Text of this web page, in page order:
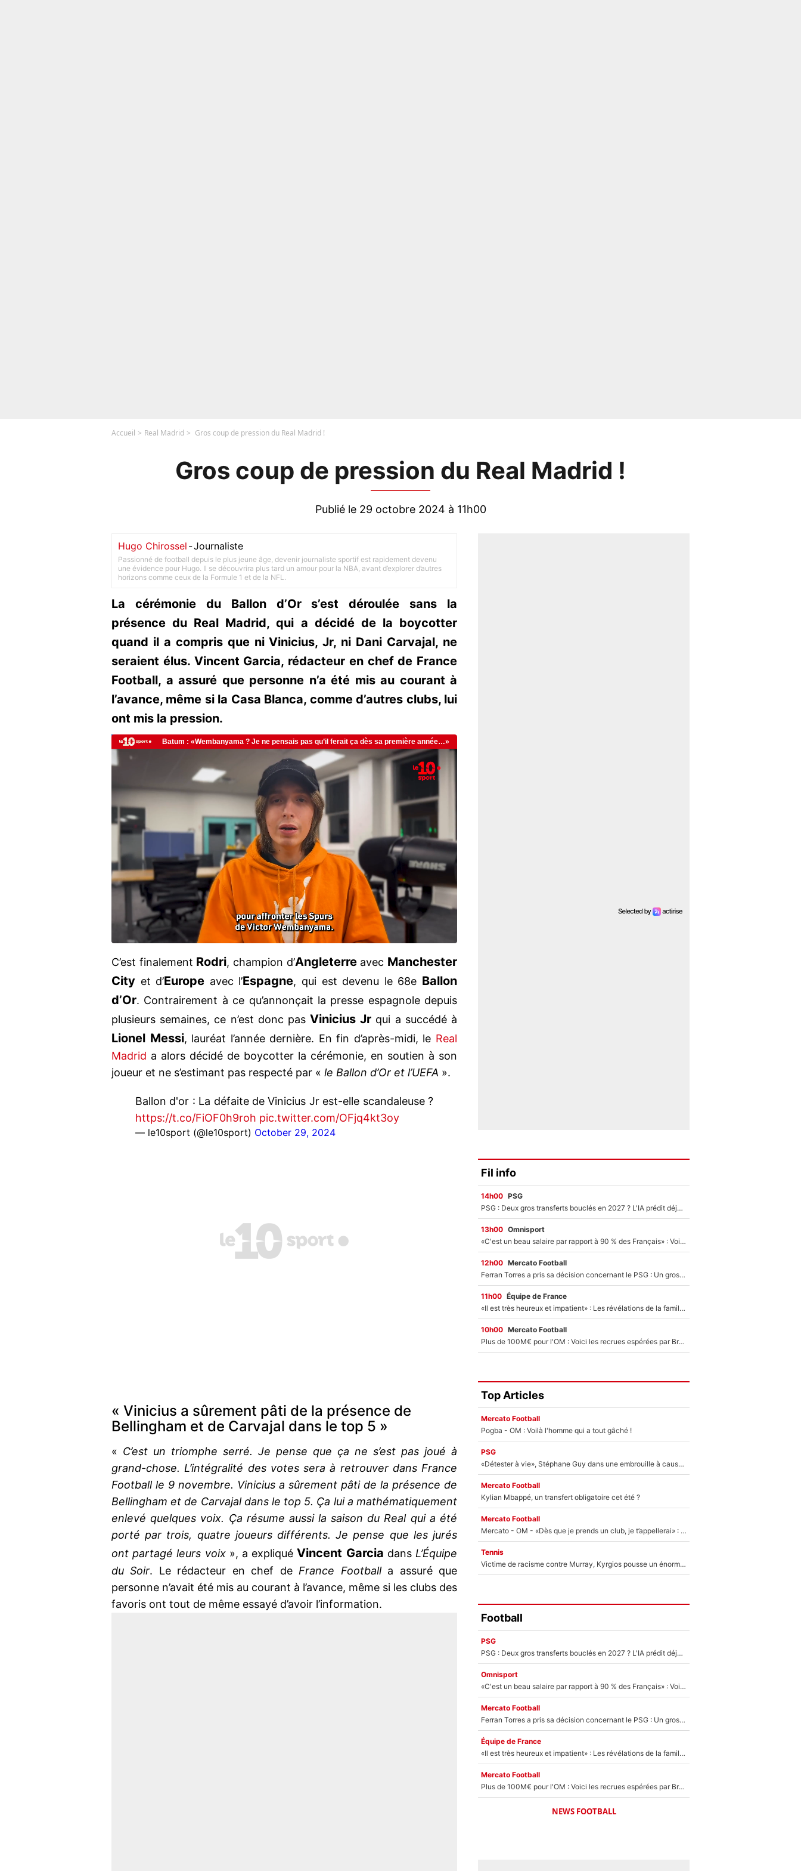
Accueil Real Madrid Gros coup de pression du Real Madrid !
Gros coup de pression du Real Madrid !
Publié le 29 octobre 2024 à 11h00
Hugo Chirossel -Journaliste
Passionné de football depuis le plus jeune âge, devenir journaliste sportif est rapidement devenu
une évidence pour Hugo. Il se découvrira plus tard un amour pour la NBA, avant d’explorer d’autres
horizons comme ceux de la Formule 1 et de la NFL.
La cérémonie du Ballon d’Or s’est déroulée sans la
présence du Real Madrid, qui a décidé de la boycotter
quand il a compris que ni Vinicius, Jr, ni Dani Carvajal, ne
seraient élus. Vincent Garcia, rédacteur en chef de France
Football, a assuré que personne n’a été mis au courant à
l’avance, même si la Casa Blanca, comme d’autres clubs, lui
ont mis la pression.
C’est finalement Rodri, champion d’Angleterreavec Manchester
City et d’Europe avec l’Espagne, qui est devenu le 68e Ballon
d’Or. Contrairement à ce qu’annonçait la presse espagnole depuis
plusieurs semaines, ce n’est donc pasVinicius Jr qui a succédé à
Lionel Messi, lauréat l’année dernière. En fin d’après-midi, le Real
Madrid a alors décidé de boycotter la cérémonie, en soutien à son
joueur et ne s’estimant pas respecté par « le Ballon d’Or et l’UEFA ».
Ballon d'or : La défaite de Vinicius Jr est-elle scandaleuse ?
https://t.co/FiOF0h9roh pic.twitter.com/OFjq4kt3oy
— le10sport (@le10sport) October 29, 2024
« Vinicius a sûrement pâti de la présence de
Bellingham et de Carvajal dans le top 5 »
« C’est un triomphe serré. Je pense que ça ne s’est pas joué à
grand-chose. L’intégralité des votes sera à retrouver dans France
Football le 9 novembre. Vinicius a sûrement pâti de la présence de
Bellingham et de Carvajal dans le top 5. Ça lui a mathématiquement
enlevé quelques voix. Ça résume aussi la saison du Real qui a été
porté par trois, quatre joueurs différents. Je pense que les jurés
ont partagé leurs voix», a expliquéVincent Garcia dansL’Équipe
du Soir. Le rédacteur en chef deFrance Footballa assuré que
personne n’avait été mis au courant à l’avance, même si les clubs des
favoris ont tout de même essayé d’avoir l’information.
Fil info
14h00 PSG
PSG : Deux gros transferts bouclés en 2027 ? L'IA prédit déjà les deux joueurs qui pourraient rejoindre Luis Enrique !
13h00 Omnisport
«C'est un beau salaire par rapport à 90 % des Français» : Voilà combien touchait Nelson Monfort sur France Télévisions avant de rejoindre CNews
12h00 Mercato Football
Ferran Torres a pris sa décision concernant le PSG : Un gros club étranger prêt à relancer le feuilleton pour la signature du champion du monde 2026 !
11h00 Équipe de France
«Il est très heureux et impatient» : Les révélations de la famille Zidane sur sa prise de pouvoir en équipe de France !
10h00 Mercato Football
Plus de 100M€ pour l'OM : Voici les recrues espérées par Bruno Genesio et Grégory Lorenzi après l’opération dégraissage
Top Articles
Mercato Football
Pogba - OM : Voilà l'homme qui a tout gâché !
PSG
«Détester à vie», Stéphane Guy dans une embrouille à cause du PSG !
Mercato Football
Kylian Mbappé, un transfert obligatoire cet été ?
Mercato Football
Mercato - OM - «Dès que je prends un club, je t’appellerai» : La promesse de Marcelino au moment de claquer la porte
Tennis
Victime de racisme contre Murray, Kyrgios pousse un énorme coup de gueule !
Football
PSG
PSG : Deux gros transferts bouclés en 2027 ? L'IA prédit déjà les deux joueurs qui pourraient rejoindre Luis Enrique !
Omnisport
«C'est un beau salaire par rapport à 90 % des Français» : Voilà combien touchait Nelson Monfort sur France Télévisions avant de rejoindre CNews
Mercato Football
Ferran Torres a pris sa décision concernant le PSG : Un gros club étranger prêt à relancer le feuilleton pour la signature du champion du monde 2026 !
Équipe de France
«Il est très heureux et impatient» : Les révélations de la famille Zidane sur sa prise de pouvoir en équipe de France !
Mercato Football
Plus de 100M€ pour l'OM : Voici les recrues espérées par Bruno Genesio et Grégory Lorenzi après l’opération dégraissage
NEWS FOOTBALL